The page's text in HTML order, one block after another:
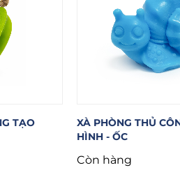
XÀ PHÒNG THỦ CÔNG TẠO
HÌNH - ỐC
Còn hàng